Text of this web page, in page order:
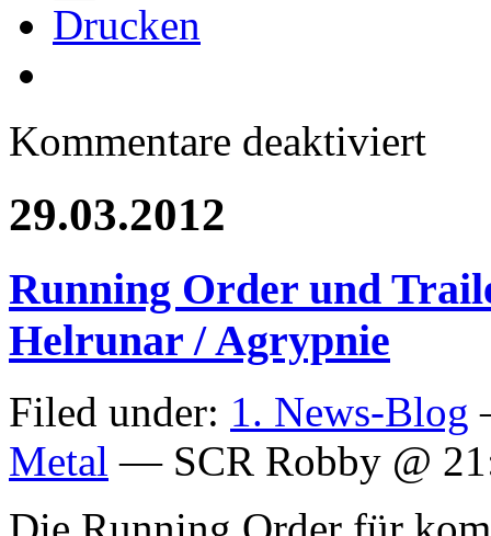
Drucken
Kommentare deaktiviert
Blizzard
/
29.03.2012
Running Order und
Helrunar / Agrypnie
Filed under: 1. News-Blog
Metal — SCR Robby @